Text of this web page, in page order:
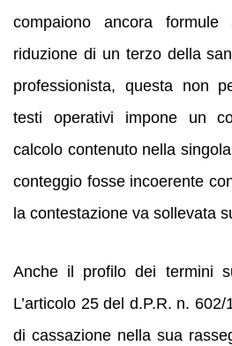
compaiono ancora
riduzione di un terzo della
professionista, questa non
testi operativi impone un
calcolo contenuto nella
conteggio fosse incoerente
la contestazione va sollevata
Anche il profilo dei termini
L’articolo 25 del d.P.R. n.
di cassazione nella sua